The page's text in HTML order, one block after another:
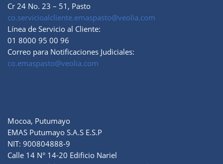
Cr 24 No. 23 – 51, Pasto
co.servicioalcliente.emaspasto@veolia.com
Línea de Servicio al Cliente:
01 8000 95 00 96
Correo para Notificaciones Judiciales:
co.emaspasto@veolia.com
Mocoa, Putumayo
EMAS Putumayo S.A.S E.S.P
NIT: 900804888-9
Calle 14 N° 14-20 Edificio Nariel